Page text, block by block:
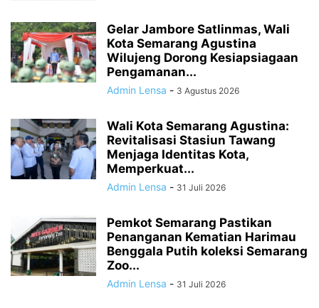
Gelar Jambore Satlinmas, Wali
Kota Semarang Agustina
Wilujeng Dorong Kesiapsiagaan
Pengamanan...
Admin Lensa - 3 Agustus 2026
Wali Kota Semarang Agustina:
Revitalisasi Stasiun Tawang
Menjaga Identitas Kota,
Memperkuat...
Admin Lensa - 31 Juli 2026
Pemkot Semarang Pastikan
Penanganan Kematian Harimau
Benggala Putih koleksi Semarang
Zoo...
Admin Lensa - 31 Juli 2026